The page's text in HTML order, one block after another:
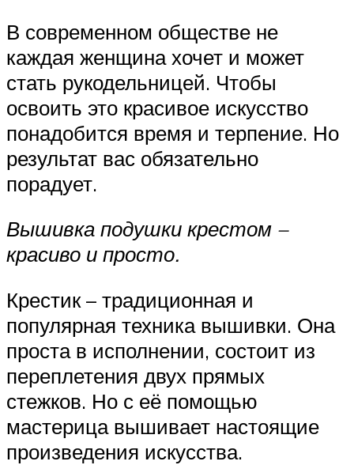
В современном обществе не
каждая женщина хочет и может
стать рукодельницей. Чтобы
освоить это красивое искусство
понадобится время и терпение. Но
результат вас обязательно
порадует.
Вышивка подушки крестом –
красиво и просто.
Крестик – традиционная и
популярная техника вышивки. Она
проста в исполнении, состоит из
переплетения двух прямых
стежков. Но с её помощью
мастерица вышивает настоящие
произведения искусства.